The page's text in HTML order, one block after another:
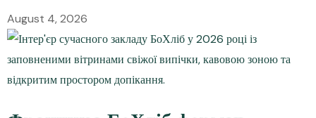
August 4, 2026